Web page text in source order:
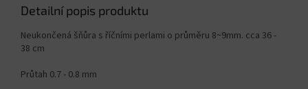
Detailní popis produktu
Neukončená šňůra s říčními perlami o průměru 8~9mm. cca 36 -
38 cm
Průtah 0.7 - 0.8 mm